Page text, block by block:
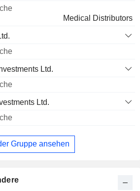
Medical Distributors
Ltd.
Ltd.
Gruppe ansehen